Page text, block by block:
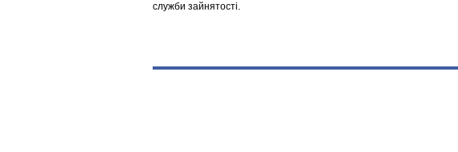
служби зайнятості.